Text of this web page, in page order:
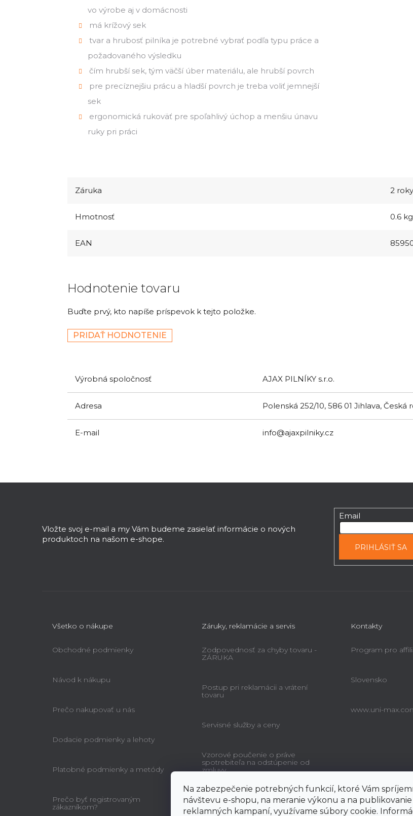
Na zabezpečenie potrebných funkcií, ktoré Vám
návštevu e-shopu, na meranie výkonu a na publikovanie
reklamných kampaní, využívame súbory cookie.
vo výrobe aj v domácnosti
má krížový sek
tvar a hrubosť pilníka je potrebné vybrať podľa typu práce a
požadovaného výsledku
čím hrubší sek, tým väčší úber materiálu, ale hrubší povrch
pre precíznejšiu prácu a hladší povrch je treba voliť jemnejší
sek
ergonomická rukoväť pre spoľahlivý úchop a menšiu únavu
ruky pri práci
Záruka 2 roky
Hmotnosť 0.6 kg
EAN
Hodnotenie tovaru
Buďte prvý, kto napíše príspevok k tejto položke.
PRIDAŤ HODNOTENIE
Výrobná spoločnosť AJAX PILNÍKY s.r.o.
Adresa Polenská 252/10, 586 01 Jihlava, Česká
E-mail info@ajaxpilniky.cz
Vložte svoj e-mail a my Vám budeme zasielať informácie o nových
produktoch na našom e-shope.
Email
PRIHLÁSIŤ SA
Všetko o nákupe
Obchodné podmienky
Návod k nákupu
Prečo nakupovať u nás
Dodacie podmienky a lehoty
Platobné podmienky a metódy
Prečo byť registrovaným
zákazníkom?
Záruky, reklamácie a servis
Zodpovednosť za chyby tovaru -
ZÁRUKA
Postup pri reklamácii a vrátení
tovaru
Servisné služby a ceny
Vzorové poučenie o práve
spotrebiteľa na odstúpenie od
zmluvy
Kontakty
Program pro
Slovensko
www.uni-